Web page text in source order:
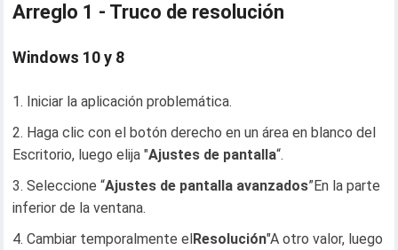
Arreglo 1 - Truco de resolución
Windows 10 y 8
Iniciar la aplicación problemática.
Haga clic con el botón derecho en un área en blanco del
Escritorio, luego elija "Ajustes de pantalla“.
Seleccione “Ajustes de pantalla avanzados”En la parte
inferior de la ventana.
Cambiar temporalmente elResolución"A otro valor, luego